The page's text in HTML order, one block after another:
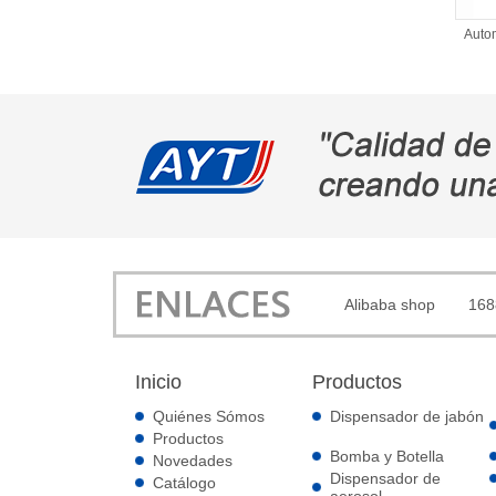
Alibaba shop
Inicio
Quiénes Sómos
Productos
Novedades
Catálogo
Productos
Dispensador de jabón
Bomba y Botella
Dispensador de